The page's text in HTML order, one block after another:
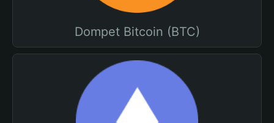
Dompet Bitcoin (BTC)